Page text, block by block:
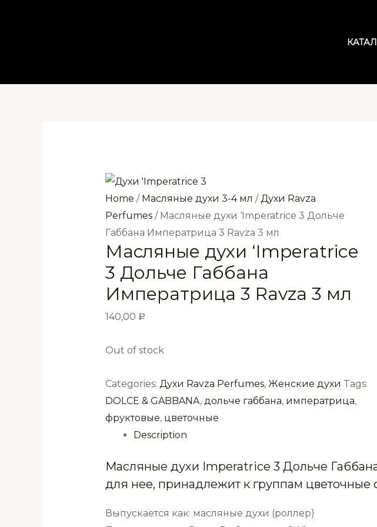
Home / Масляные духи 3-4 мл / Духи Ravza
Perfumes/ Масляные духи ‘Imperatrice 3 Дольче
Габбана Императрица 3 Ravza 3 мл
Масляные духи ‘Imperatrice
3 Дольче Габбана
Императрица 3 Ravza 3 мл
140,00 Р
Out of stock
Categories: Духи Ravza Perfumes, Женские духи Tags:
DOLCE & GABBANA, дольче габбана, императрица,
фруктовые, цветочные
Description
Масляные духи Imperatrice 3 Дольче
для нее, принадлежит к группам цветочные
Выпускается как: масляные духи (роллер)